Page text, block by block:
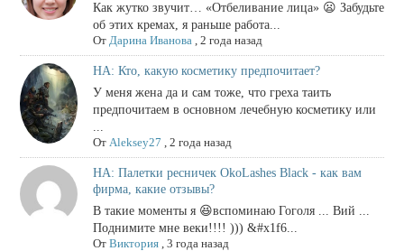
Как жутко звучит… «Отбеливание лица» 😦 Забудьте
об этих кремах, я раньше работа...
От Дарина Иванова, 2 года назад
НА: Кто, какую косметику предпочитает?
У меня жена да и сам тоже, что греха таить
предпочитаем в основном лечебную косметику или
...
От Aleksey27 , 2 года назад
НА: Палетки ресничек OkoLashes Black - как вам
фирма, какие отзывы?
В такие моменты я 😆вспоминаю Гоголя ... Вий ...
Поднимите мне веки!!!! ))) &#x1f6...
От Виктория, 3 года назад